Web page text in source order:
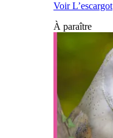
Voir L’escargot
À paraître